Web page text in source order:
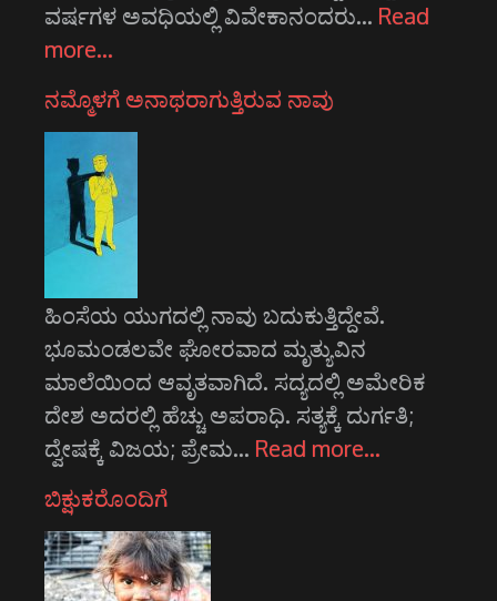
ವರ್ಷಗಳ ಅವಧಿಯಲ್ಲಿ ವಿವೇಕಾನಂದರು… Read
more…
ನಮ್ಮೊಳಗೆ ಅನಾಥರಾಗುತ್ತಿರುವ ನಾವು
ಹಿಂಸೆಯ ಯುಗದಲ್ಲಿ ನಾವು ಬದುಕುತ್ತಿದ್ದೇವೆ.
ಭೂಮಂಡಲವೇ ಘೋರವಾದ ಮೃತ್ಯುವಿನ
ಮಾಲೆಯಿಂದ ಆವೃತವಾಗಿದೆ. ಸದ್ಯದಲ್ಲಿ ಅಮೇರಿಕ
ದೇಶ ಅದರಲ್ಲಿ ಹೆಚ್ಚು ಅಪರಾಧಿ. ಸತ್ಯಕ್ಕೆ ದುರ್ಗತಿ;
ದ್ವೇಷಕ್ಕೆ ವಿಜಯ; ಪ್ರೇಮ… Read more…
ಬಿಕ್ಷುಕರೊಂದಿಗೆ